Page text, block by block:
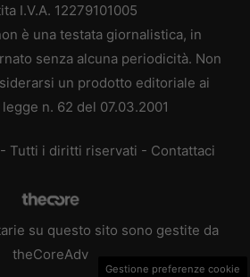
I.V.A. 12279101005
è una testata giornalistica, in
senza alcuna periodicità. Non
un prodotto editoriale ai
n. 62 del 07.03.2001
Tutti i diritti riservati - Contattaci
su questo sito sono gestite da
theCoreAdv
Gestione preferenze cookie